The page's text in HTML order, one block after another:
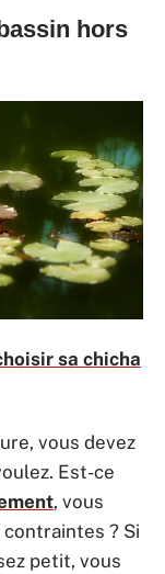
hors
sa chicha
vous devez
Est-ce
, vous
? Si
petit, vous